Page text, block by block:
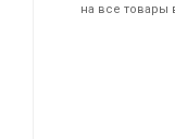
на все товары